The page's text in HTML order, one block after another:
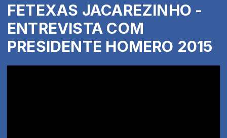
FETEXAS JACAREZINHO -
ENTREVISTA COM
PRESIDENTE HOMERO 2015